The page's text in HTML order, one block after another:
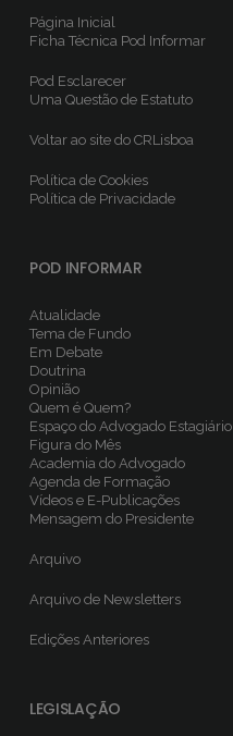
Página Inicial
Ficha TécnicaPod Informar
Pod Esclarecer
Uma Questão de Estatuto
Voltar ao site do CRLisboa
Política de Cookies
Política de Privacidade
POD INFORMAR
Atualidade
Tema de Fundo
Em Debate
Doutrina
Opinião
Quem é Quem?
Espaço do Advogado Estagiário
Figura do Mês
Academia do Advogado
Agenda de Formação
Vídeos e E-Publicações
Mensagem do Presidente
Arquivo
Arquivo de Newsletters
Edições Anteriores
LEGISLAÇÃO